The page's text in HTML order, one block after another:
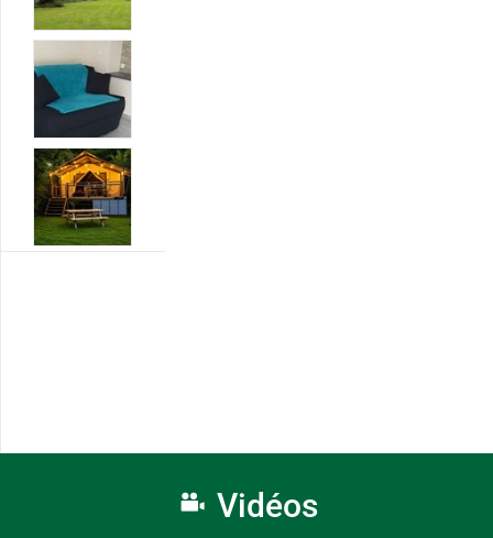
Vidéos